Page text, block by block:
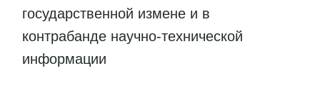
государственной измене и в
контрабанде научно-технической
информации